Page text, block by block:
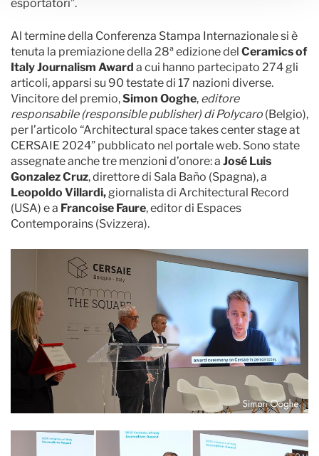
esportatori”.
Al termine della Conferenza Stampa Internazionale si è
tenuta la premiazione della 28ª edizione del Ceramics of
Italy Journalism Award a cui hanno partecipato 274 gli
articoli, apparsi su 90 testate di 17 nazioni diverse.
Vincitore del premio,Simon Ooghe, editore
responsabile (responsible publisher) di Polycaro (Belgio),
per l’articolo “Architectural space takes center stage at
CERSAIE 2024” pubblicato nel portale web. Sono state
assegnate anche tre menzioni d’onore: a José Luis
Gonzalez Cruz, direttore di Sala Baño (Spagna), a
Leopoldo Villardi, giornalista di Architectural Record
(USA) e a Francoise Faure, editor di Espaces
Contemporains (Svizzera).